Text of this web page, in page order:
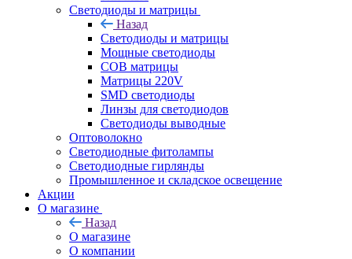
Светодиоды и матрицы
Назад
Светодиоды и матрицы
Мощные светодиоды
COB матрицы
Матрицы 220V
SMD светодиоды
Линзы для светодиодов
Светодиоды выводные
Оптоволокно
Светодиодные фитолампы
Светодиодные гирлянды
Промышленное и складское освещение
Акции
О магазине
Назад
О магазине
О компании